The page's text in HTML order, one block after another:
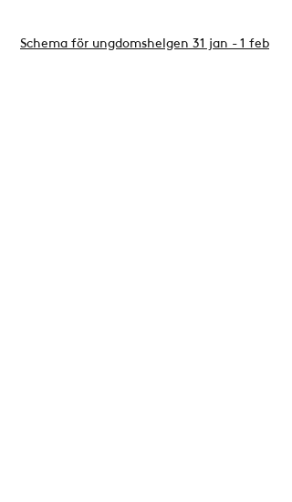
Schema för ungdomshelgen 31 jan - 1 feb